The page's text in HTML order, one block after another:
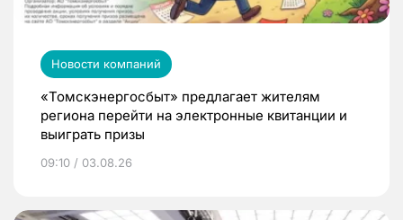
Новости компаний
«Томскэнергосбыт» предлагает жителям
региона перейти на электронные квитанции и
выиграть призы
09:10 / 03.08.26